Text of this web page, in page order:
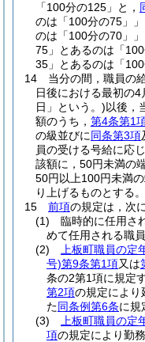
「100分の125」と，
のは「100分の75」
のは「100分の70」」
75」とあるのは「100
35」とあるのは「100
14
当分の間，職員の
日後における最初の4
日」という。)以後，
額のうち， 第4条第1
の級並びに同条第3項
員の受ける号給に応
該額に，50円未満の
50円以上100円未満
り上げるものとする
15
前項の規定は，次
(1)
臨時的に任用さ
めて任用される職
(2)
上板町職員の定
号)第9条第1項又は
条の2第1項に規定
第2項の規定により
た同条例第6条に規
(3)
上板町職員の
項の規定により勤